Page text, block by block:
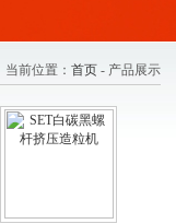
当前位置： 首页 - 产品展示